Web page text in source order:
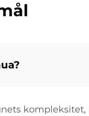
kompleksitet,